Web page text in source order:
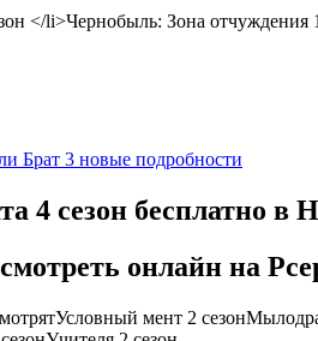
</li>Чернобыль: Зона отчуждения
Брат 3 новые подробности
4 сезон бесплатно в
смотреть онлайн на
мент 2